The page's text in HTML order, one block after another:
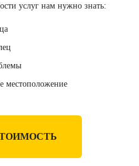
услуг нам нужно знать:
местоположение